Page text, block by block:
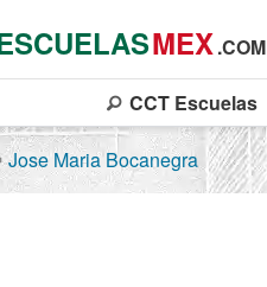
MEX.COM
CCT Escuelas
Jose Maria Bocanegra